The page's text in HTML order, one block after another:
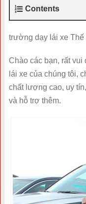
Contents
trường dạy lái xe Thế
Chào các bạn, rất
lái xe của chúng tôi,
chất lượng cao, uy
và hỗ trợ thêm.